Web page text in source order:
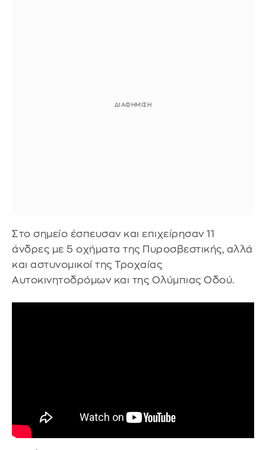
Στο σημείο έσπευσαν και επιχείρησαν 11
άνδρες με 5 οχήματα της Πυροσβεστικής, αλλά
και αστυνομικοί της Τροχαίας
Αυτοκινητοδρόμων και της Ολύμπιας Οδού.